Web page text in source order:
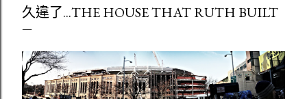
久違了...THE HOUSE THAT RUTH BUILT